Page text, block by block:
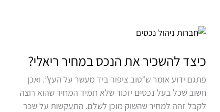
כיצד להשכיר את הנכס במחיר ריאלי?
פתגם ידוע אומר ש”טוב ציפור ביד מעשר על העץ”. ואכן
חשוב שכל בעל נכסים יזכור שלא תמיד המחיר שהוא רוצה
לקבל זהה למחיר שהשוק מוכן לשלם. התעקשות על שכר
כיצד
את
במחיר
ריאלי?